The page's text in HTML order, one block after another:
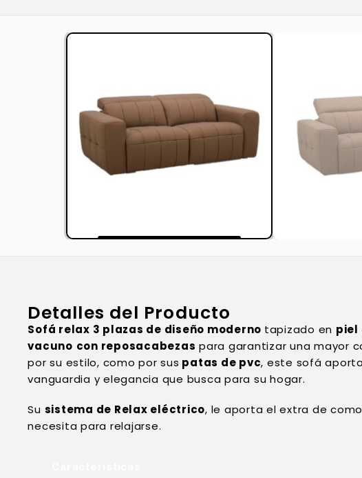
Detalles del Producto
Sofá relax 3 plazas de diseño moderno tapizado en piel
vacuno con reposacabezas para garantizar una mayor
por su estilo, como por sus patas de pvc, este sofá
vanguardia y elegancia que busca para su hogar.
Su sistema de Relax eléctrico, le aporta el extra de
necesita para relajarse.